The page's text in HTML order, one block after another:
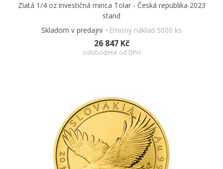
Zlatá 1/4 oz investičná minca Tolar - Česká republika 2023
stand
Skladom v predajni
Emisný náklad 5000 ks
26 847 Kč
oslobodené od DPH